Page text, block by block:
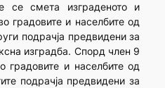
се смета изграденото и
градовите и населбите од
подрачја предвидени за
изградба. Спорд член 9
градовите и населбите од
подрачја предвидени за